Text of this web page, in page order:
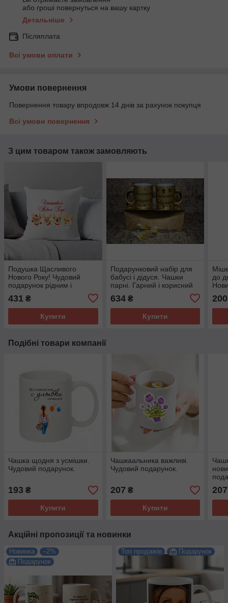
або гроші повернуться на вашу картку
Детальніше
Післяплата
Всі умови оплати
Умови повернення
Повернення товару впродовж 14 днів за рахунок покупця
Всі умови повернення
З цим товаром також замовляють
Подушка Щасливого
Нового Року! Чудовий
подарунок рідним і
431 ₴
Купити
Подарунковий набір для
бабусі і дідуся. Чашки
парні. Гарний і корисний
634₴
Купити
до
200
Подібні товари компанії
Чашка щодня з усмішки.
Чудовий подарунок.
193 ₴
Купити
Чашкаальника важливі.
Чудовий подарунок.
207 ₴
Купити
207
Акційні пропозиції та новинки
Новинка
–2%
Подарунок
Топ продажів Подарунок